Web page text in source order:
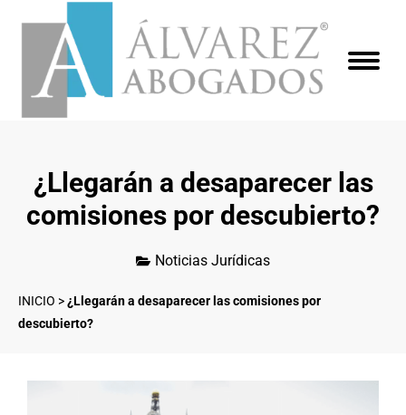
¿Llegarán a desaparecer las
comisiones por descubierto?
Noticias Jurídicas
INICIO >¿Llegarán a desaparecer las comisiones por
descubierto?